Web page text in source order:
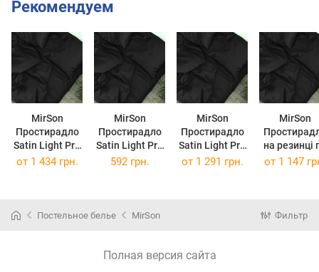
Рекомендуем
MirSon
Простирадло
Satin Light Pro
10-006 Black
MirSon
Простирадло
Satin Light Pro
10-006 Black
MirSon
Простирадло
Satin Light Pro
10-006 Black
MirSon
на резинці
от 1 434 грн. 592 грн. от 1 291 грн. от 1 147
Постельное белье MirSon Фильтр
Полная версия сайта